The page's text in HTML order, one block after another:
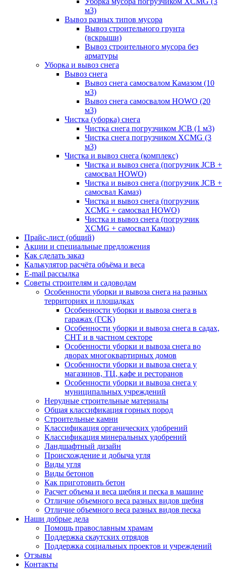
м3)
Вывоз разных типов мусора
Вывоз строительного грунта
(вскрыши)
Вывоз строительного мусора без
арматуры
Уборка и вывоз снега
Вывоз снега
Вывоз снега самосвалом Камазом (10
м3)
Вывоз снега самосвалом HOWO (20
м3)
Чистка (уборка) снега
Чистка снега погрузчиком JCB (1 м3)
Чистка снега погрузчиком XCMG (3
м3)
Чистка и вывоз снега (комплекс)
Чистка и вывоз снега (погрузчик JCB +
самосвал HOWO)
Чистка и вывоз снега (погрузчик JCB +
самосвал Камаз)
Чистка и вывоз снега (погрузчик
XCMG + самосвал HOWO)
Чистка и вывоз снега (погрузчик
XCMG + самосвал Камаз)
Прайс-лист (общий)
Акции и специальные предложения
Как сделать заказ
Калькулятор расчёта объёма и веса
E-mail рассылка
Советы строителям и садоводам
Особенности уборки и вывоза снега на разных
территориях и площадках
Особенности уборки и вывоза снега в
гаражах (ГСК)
Особенности уборки и вывоза снега в садах,
СНТ и в частном секторе
Особенности уборки и вывоза снега во
дворах многоквартирных домов
Особенности уборки и вывоза снега у
магазинов, ТЦ, кафе и ресторанов
Особенности уборки и вывоза снега у
муниципальных учреждений
Нерудные строительные материалы
Общая классификация горных пород
Строительные камни
Классификация органических удобрений
Классификация минеральных удобрений
Ландшафтный дизайн
Происхождение и добыча угля
Виды угля
Виды бетонов
Как приготовить бетон
Расчет объема и веса щебня и песка в машине
Отличие объемного веса разных видов щебня
Отличие объемного веса разных видов песка
Наши добрые дела
Помощь православным храмам
Поддержка скаутских отрядов
Поддержка социальных проектов и учреждений
Отзывы
Контакты